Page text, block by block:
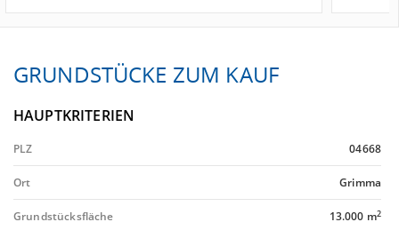
GRUNDSTÜCKE ZUM KAUF
HAUPTKRITERIEN
PLZ 04668
Ort Grimma
Grundstücksfläche 13.000 m2